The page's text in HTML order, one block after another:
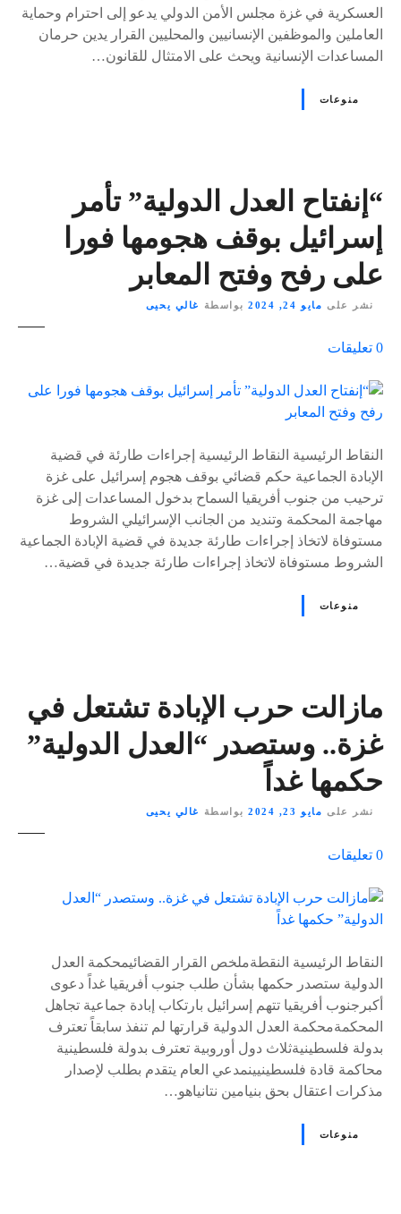
العسكرية في غزة مجلس الأمن الدولي يدعو إلى احترام وحماية
العاملين والموظفين الإنسانيين والمحليين القرار يدين حرمان
المساعدات الإنسانية ويحث على الامتثال للقانون…
منوعات
“إنفتاح العدل الدولية” تأمر
إسرائيل بوقف هجومها فورا
على رفح وفتح المعابر
نشر على مايو 24, 2024 بواسطة غالي يحيى
0 تعليقات
ى
٪
النقاط الرئيسية النقاط الرئيسية إجراءات طارئة في قضية
الإبادة الجماعية حكم قضائي بوقف هجوم إسرائيل على غزة
ترحيب من جنوب أفريقيا السماح بدخول المساعدات إلى غزة
مهاجمة المحكمة وتنديد من الجانب الإسرائيلي الشروط
مستوفاة لاتخاذ إجراءات طارئة جديدة في قضية الإبادة الجماعية
الشروط مستوفاة لاتخاذ إجراءات طارئة جديدة في قضية…
منوعات
مازالت حرب الإبادة تشتعل في
غزة.. وستصدر “العدل الدولية”
حكمها غداً
نشر على مايو 23, 2024 بواسطة غالي يحيى
0 تعليقات
ى
٪
النقاط الرئيسية النقطةملخص القرار القضائيمحكمة العدل
الدولية ستصدر حكمها بشأن طلب جنوب أفريقيا غداً دعوى
أكبرجنوب أفريقيا تتهم إسرائيل بارتكاب إبادة جماعية تجاهل
المحكمةمحكمة العدل الدولية قرارتها لم تنفذ سابقاً تعترف
بدولة فلسطينيةثلاث دول أوروبية تعترف بدولة فلسطينية
محاكمة قادة فلسطينيينمدعي العام يتقدم بطلب لإصدار
مذكرات اعتقال بحق بنيامين نتانياهو…
منوعات